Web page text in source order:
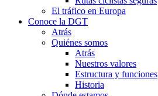
El tráfico en Europa
Conoce la DGT
Atrás
Quiénes somos
Atrás
Nuestros valores
Estructura y funciones
Historia